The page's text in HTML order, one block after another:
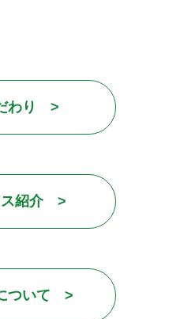
わり >
ス紹介 >
ついて >